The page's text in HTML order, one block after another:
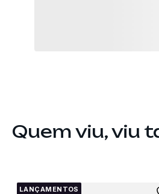
Quem viu, viu
LANÇAMENTOS